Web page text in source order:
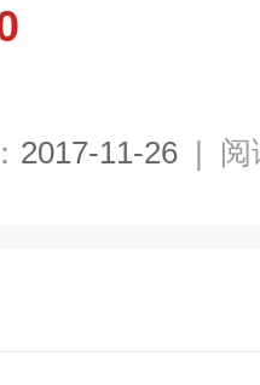
2017-11-26 | 阅